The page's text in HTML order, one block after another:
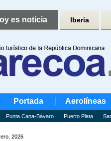
es noticia Iberia
Portada Aerolíneas
Punta Cana-Bávaro Puerto Plata
2026